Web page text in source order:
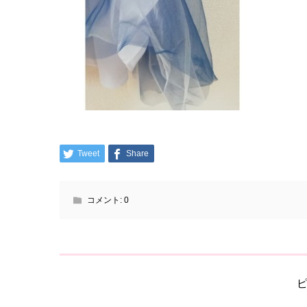
Tweet Share
コメント: 0